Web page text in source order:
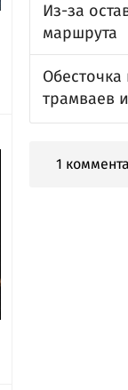
Из-за
маршрута
трамваев
1